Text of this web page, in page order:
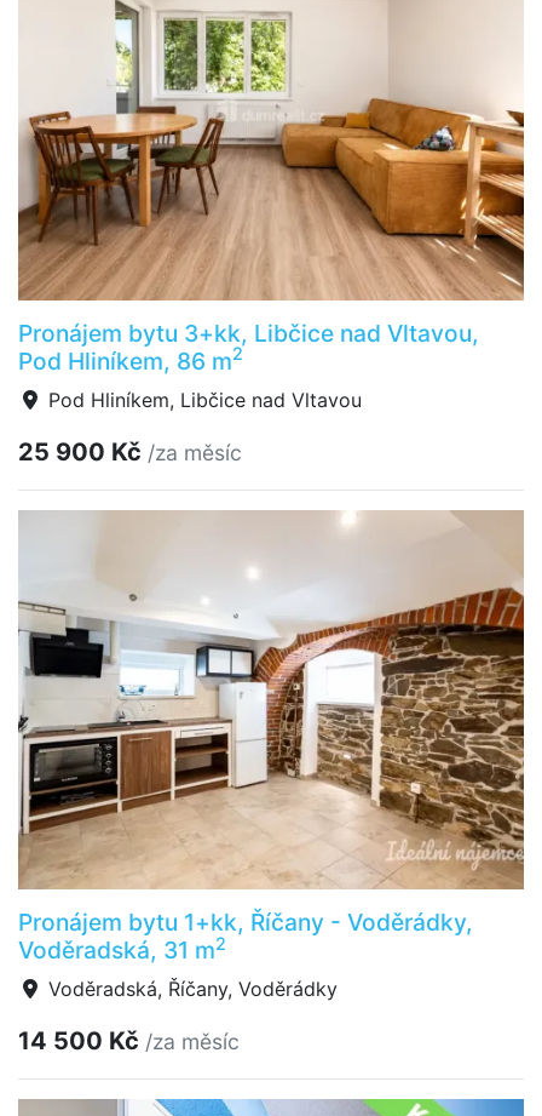
Pronájem bytu 3+kk, Libčice nad Vltavou,
Pod Hliníkem, 86 m2
Pod Hliníkem, Libčice nad Vltavou
25 900 Kč /za měsíc
Pronájem bytu 1+kk, Říčany - Voděrádky,
Voděradská, 31 m2
Voděradská, Říčany, Voděrádky
14 500 Kč /za měsíc